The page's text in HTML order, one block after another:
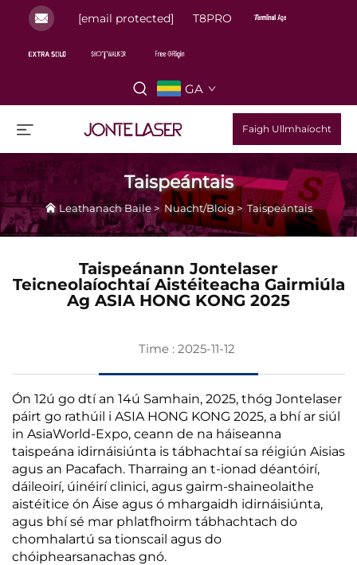
[email protected] T8PRO
GA
Faigh Ullmhaíocht
Taispeántais
Leathanach Baile > Nuacht/Bloig> Taispeántais
Taispeánann Jontelaser
Teicneolaíochtaí Aistéiteacha Gairmiúla
Ag ASIA HONG KONG 2025
Time : 2025-11-12
Ón 12ú go dtí an 14ú Samhain, 2025, thóg Jontelaser
páirt go rathúil i ASIA HONG KONG 2025, a bhí ar siúl
in AsiaWorld-Expo, ceann de na háiseanna
taispeána idirnáisiúnta is tábhachtaí sa réigiún Aisias
agus an Pacafach. Tharraing an t-ionad déantóirí,
dáileoirí, úinéirí clinici, agus gairm-shaineolaithe
aistéitice ón Áise agus ó mhargaidh idirnáisiúnta,
agus bhí sé mar phlatfhoirm tábhachtach do
chomhalartú sa tionscail agus do
chóiphearsanachas gnó.